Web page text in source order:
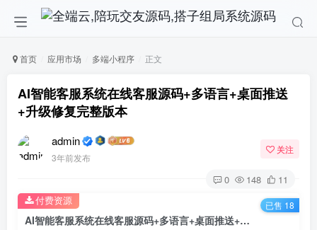
首页 应用市场 多端小程序 正文
AI智能客服系统在线客服源码+多语言+桌面推送
+升级修复完整版本
admin
3年前发布
关注
0 148 11
AI智能客服系统在线客服源码+多语言+桌面推送+升级修复完整版本
付费资源 已售 18